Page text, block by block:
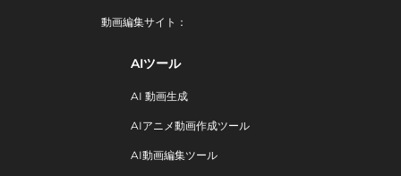
動画編集サイト：
AIツール
AI 動画生成
AIアニメ動画作成ツール
AI動画編集ツール